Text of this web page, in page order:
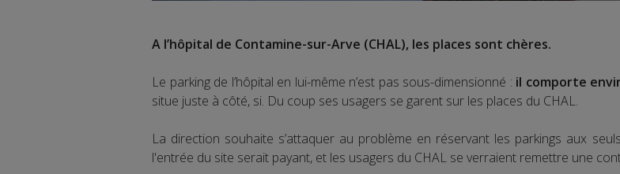
A l’hôpital de Contamine-sur-Arve (CHAL), les places sont chères.
Le parking de l’hôpital en lui-même n’est pas sous-dimensionné : il comporte
situe juste à côté, si. Du coup ses usagers se garent sur les places du CHAL.
La direction souhaite s’attaquer au problème en réservant les parkings aux
l'entrée du site serait payant, et les usagers du CHAL se verraient remettre une